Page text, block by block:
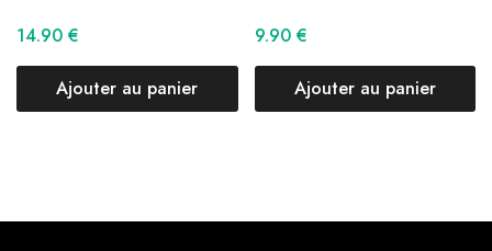
14.90 €
Ajouter au panier
9.90 €
Ajouter au panier